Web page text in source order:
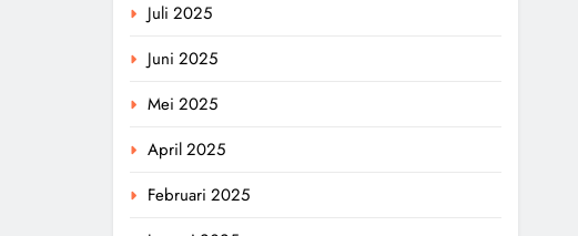
Juli 2025
Juni 2025
Mei 2025
April 2025
Februari 2025